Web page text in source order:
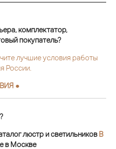
комплектатор,
покупатель?
лучшие условия работы
России.
●
люстр и светильников В
в Москве